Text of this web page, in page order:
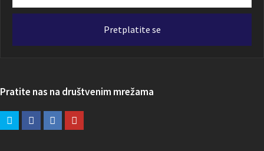
email
Pretplatite se
Pratite nas na društvenim mrežama